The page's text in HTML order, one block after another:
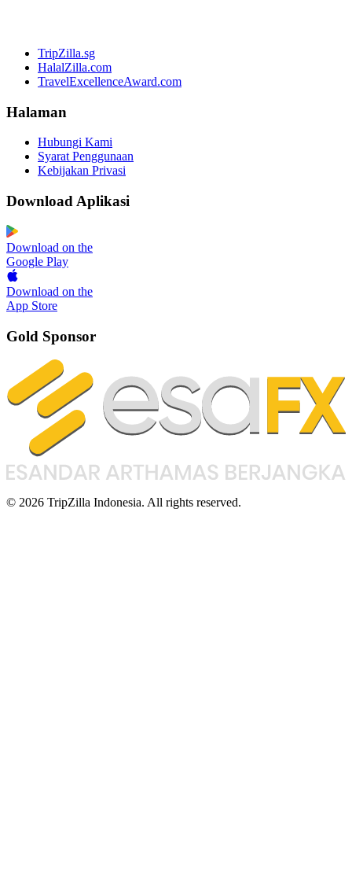
TripZilla.sg
HalalZilla.com
TravelExcellenceAward.com
Halaman
Hubungi Kami
Syarat Penggunaan
Kebijakan Privasi
Download Aplikasi
Download on the
Google Play
Download on the
App Store
Gold Sponsor
© 2026 TripZilla Indonesia. All rights reserved.